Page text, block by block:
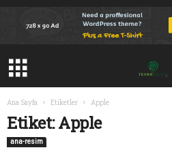
Ana Sayfa Etiketler Apple
Etiket: Apple
ana-resim